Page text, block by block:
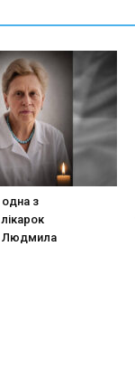
одна з
Людмила